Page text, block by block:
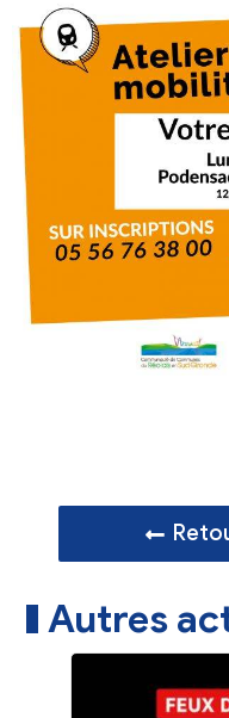
Autres